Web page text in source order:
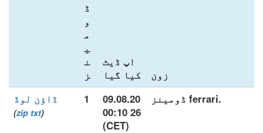
زون
اپ ڈیٹ
کیا گیا
ڈ
و
م
ی
ن
ز
.ferrari ڈومینز
09.08.20
26 00:10
(CET)
1 ڈاؤن لوڈ
(
zip txt
)